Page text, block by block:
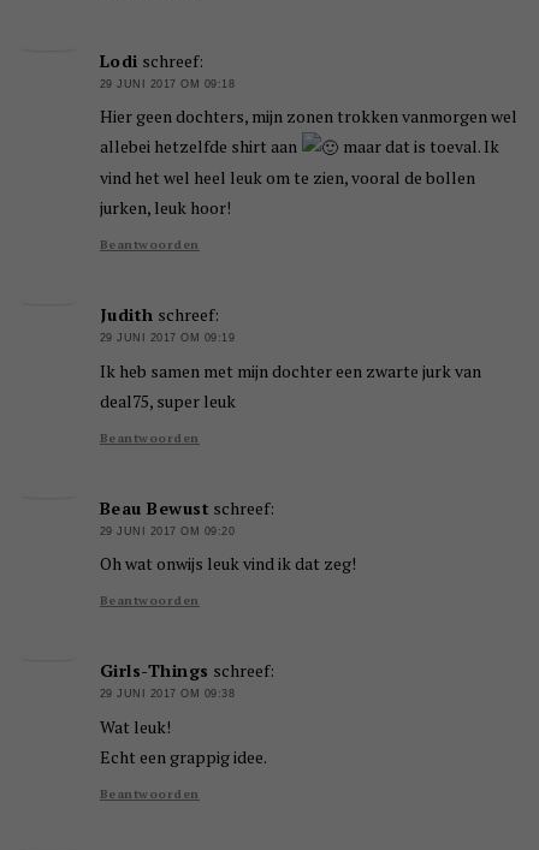
Lodi schreef:
29 JUNI 2017 OM 09:18
Hier geen dochters, mijn zonen trokken vanmorgen wel
allebei hetzelfde shirt aan
maar dat is toeval. Ik
vind het wel heel leuk om te zien, vooral de bollen
jurken, leuk hoor!
Beantwoorden
Judith schreef:
29 JUNI 2017 OM 09:19
Ik heb samen met mijn dochter een zwarte jurk van
deal75, super leuk
Beantwoorden
Beau Bewust schreef:
29 JUNI 2017 OM 09:20
Oh wat onwijs leuk vind ik dat zeg!
Beantwoorden
Girls-Things schreef:
29 JUNI 2017 OM 09:38
Wat leuk!
Echt een grappig idee.
Beantwoorden